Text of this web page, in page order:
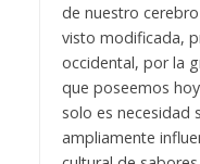
de nuestro
visto modificada,
occidental, por la
que poseemos
solo es necesidad
ampliamente